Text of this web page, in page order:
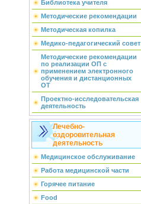
Библиотека учителя
Методические рекомендации
Методическая копилка
Медико-педагогический совет
Методические рекомендации
по реализации ОП с
применением электронного
обучения и дистанционных
ОТ
Проектно-исследовательская
деятельность
Лечебно-
оздоровительная
деятельность
Медицинское обслуживание
Работа медицинской части
Горячее питание
Food